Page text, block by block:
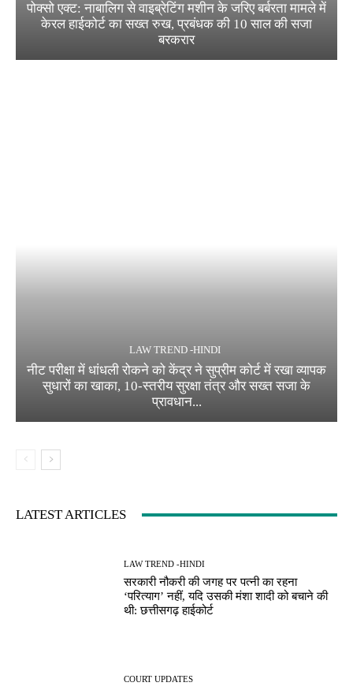
पोक्सो एक्ट: नाबालिग से वाइब्रेटिंग मशीन के जरिए बर्बरता मामले में
केरल हाईकोर्ट का सख्त रुख, प्रबंधक की 10 साल की सजा
बरकरार
LAW TREND -HINDI
नीट परीक्षा में धांधली रोकने को केंद्र ने सुप्रीम कोर्ट में रखा व्यापक
सुधारों का खाका, 10-स्तरीय सुरक्षा तंत्र और सख्त सजा के
प्रावधान...
LATEST ARTICLES
LAW TREND -HINDI
सरकारी नौकरी की जगह पर पत्नी का रहना
‘परित्याग’ नहीं, यदि उसकी मंशा शादी को बचाने की
थी: छत्तीसगढ़ हाईकोर्ट
COURT UPDATES